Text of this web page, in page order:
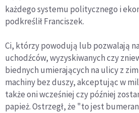
każdego systemu politycznego i
podkreślił Franciszek.
Ci, którzy powodują lub pozwalają
uchodźców, wyzyskiwanych czy
biednych umierających na ulicy z
machiny bez duszy, akceptując w
także oni wcześniej czy później
papież. Ostrzegł, że "to jest